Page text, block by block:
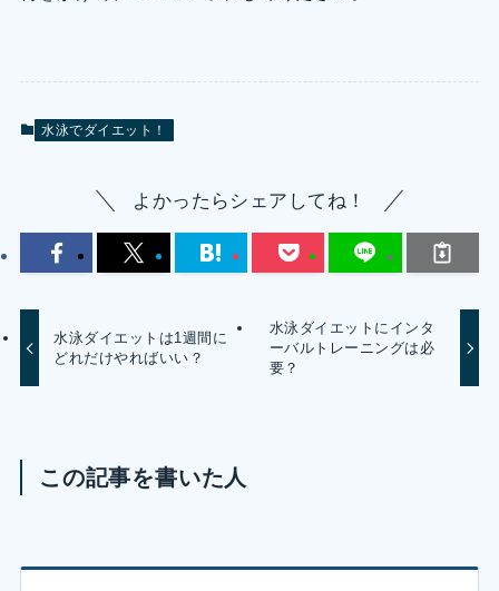
水泳でダイエット！
よかったらシェアしてね！
水泳ダイエットは1週間に
どれだけやればいい？
水泳ダイエットにインタ
ーバルトレーニングは必
要？
この記事を書いた人